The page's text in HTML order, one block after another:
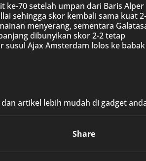
ke-70 setelah umpan dari Baris Alper
sehingga skor kembali sama kuat
menyerang, sementara
dibunyikan skor 2-2 tetap
susul Ajax Amsterdam lolos ke
artikel lebih mudah di gadget
Share